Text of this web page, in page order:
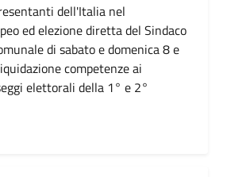
dell'Italia nel
ed elezione diretta del Sindaco
di sabato e domenica 8 e
competenze ai
elettorali della 1° e 2°